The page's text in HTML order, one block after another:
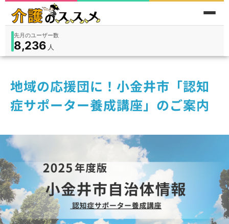
在宅9,360入所3,194
先月のユーザー数
8,236 人
件
地域の応援団に！小金井市「認知
症サポーター養成講座」のご案内